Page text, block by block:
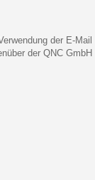
der E-Mail
der QNC GmbH